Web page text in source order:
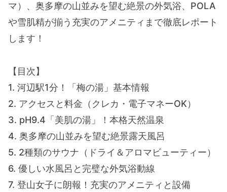
マ）、奥多摩の山並みを望む絶景の外気浴、POLA
や雪肌精が揃う充実のアメニティまで徹底レポート
します！
【目次】
1. 河辺駅1分！「梅の湯」基本情報
2. アクセスと料金（クレカ・電子マネーOK）
3. pH9.4「美肌の湯」！本格天然温泉
4. 奥多摩の山並みを望む絶景露天風呂
5. 2種類のサウナ（ドライ＆アロマビューティー）
6. 優しい水風呂と完璧な外気浴動線
7. 登山女子に朗報！充実のアメニティと設備